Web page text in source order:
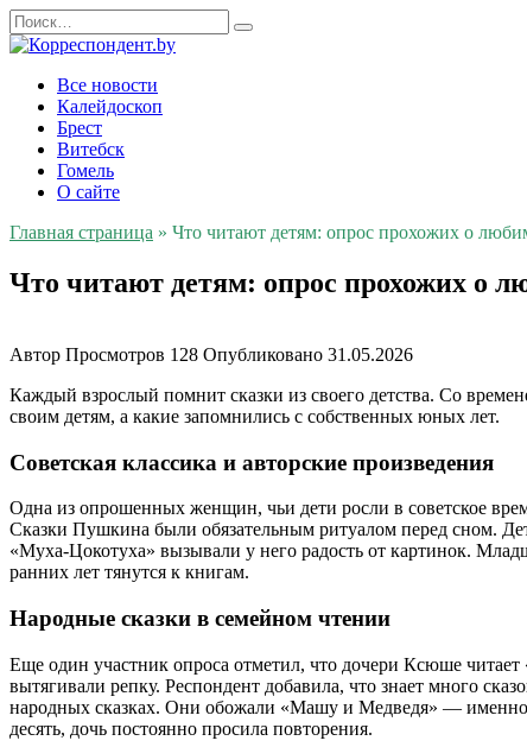
Перейти
к
содержанию
Search
for:
Все новости
Калейдоскоп
Брест
Витебск
Гомель
О сайте
Главная страница » Что читают детям: опрос прохожих о
Что читают детям: опрос прохожих о
Автор Просмотров 128 Опубликовано 31.05.2026
Каждый взрослый помнит сказки из своего детства. Со
своим детям, а какие запомнились с собственных юных лет.
Советская классика и авторские произведения
Одна из опрошенных женщин, чьи дети росли в советское
Сказки Пушкина были обязательным ритуалом перед сном.
«Муха-Цокотуха» вызывали у него радость от картинок.
ранних лет тянутся к книгам.
Народные сказки в семейном чтении
Еще один участник опроса отметил, что дочери Ксюше
вытягивали репку. Респондент добавила, что знает много
народных сказках. Они обожали «Машу и Медведя» — именно
десять, дочь постоянно просила повторения.